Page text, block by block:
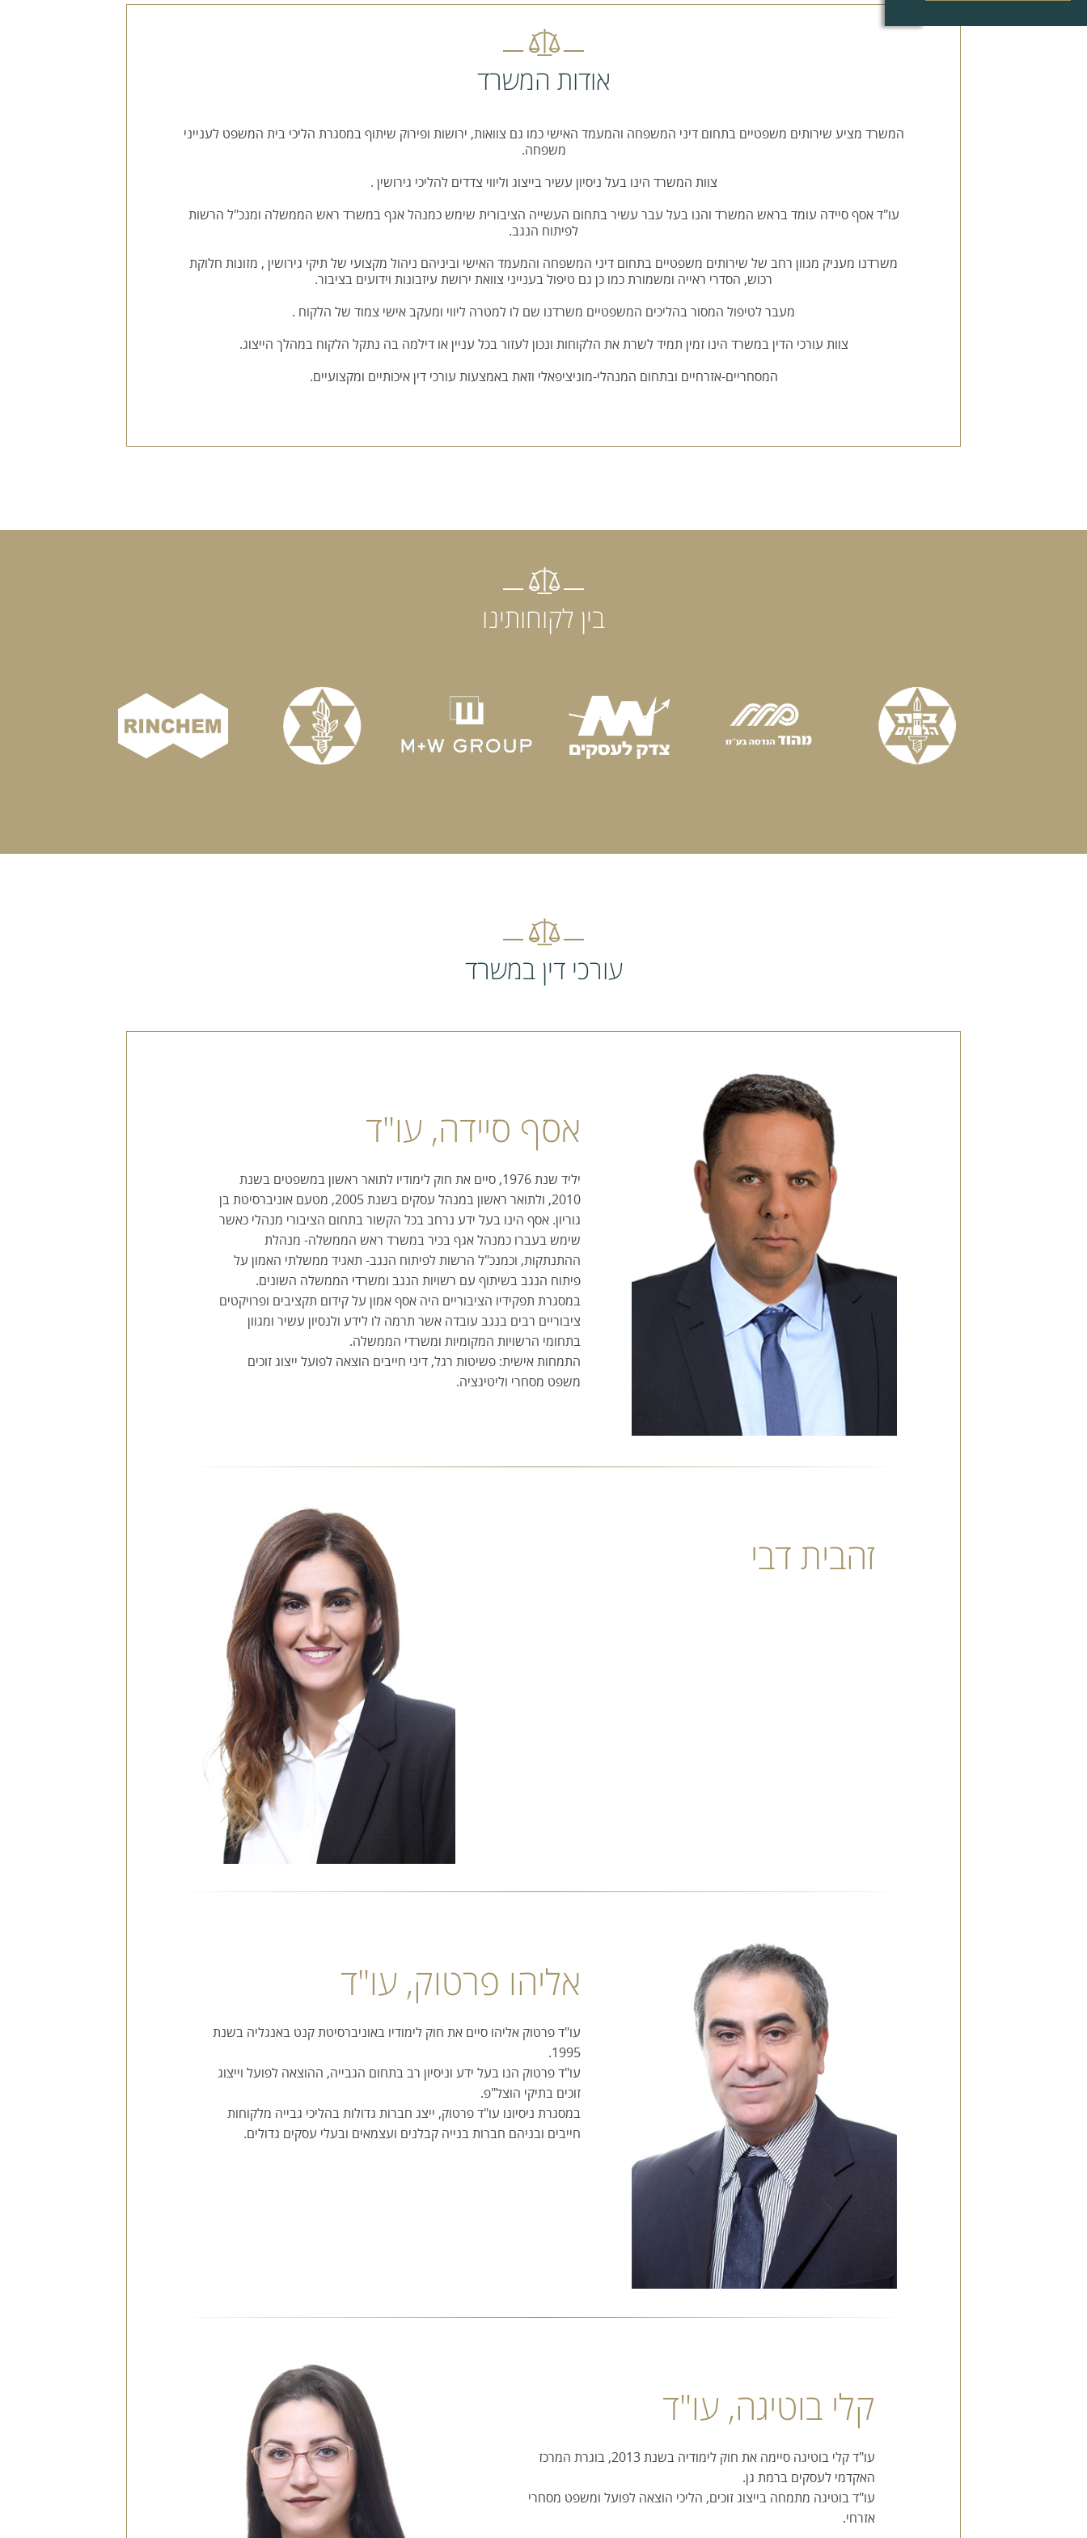
אודות המשרד
המשרד מציע שירותים משפטיים בתחום דיני המשפחה והמעמד האישי כמו גם צוואות, ירושות ופירוק שיתוף במסגרת הליכי בית המשפט לענייני
משפחה.
צוות המשרד הינו בעל ניסיון עשיר בייצוג וליווי צדדים להליכי גירושין .
עו"ד אסף סיידה עומד בראש המשרד והנו בעל עבר עשיר בתחום העשייה הציבורית שימש כמנהל אגף במשרד ראש הממשלה ומנכ"ל הרשות
לפיתוח הנגב.
משרדנו מעניק מגוון רחב של שירותים משפטיים בתחום דיני המשפחה והמעמד האישי וביניהם ניהול מקצועי של תיקי גירושין , מזונות חלוקת
רכוש, הסדרי ראייה ומשמורת כמו כן גם טיפול בענייני צוואת ירושת עיזבונות וידועים בציבור.
מעבר לטיפול המסור בהליכים המשפטיים משרדנו שם לו למטרה ליווי ומעקב אישי צמוד של הלקוח .
צוות עורכי הדין במשרד הינו זמין תמיד לשרת את הלקוחות ונכון לעזור בכל עניין או דילמה בה נתקל הלקוח במהלך הייצוג.
המסחריים-אזרחיים ובתחום המנהלי-מוניציפאלי וזאת באמצעות עורכי דין איכותיים ומקצועיים.
בין לקוחותינו
עורכי דין במשרד
אסף סיידה, עו"ד
יליד שנת 1976, סיים את חוק לימודיו לתואר ראשון במשפטים בשנת
2010, ולתואר ראשון במנהל עסקים בשנת 2005, מטעם אוניברסיטת בן
גוריון. אסף הינו בעל ידע נרחב בכל הקשור בתחום הציבורי מנהלי כאשר
שימש בעברו כמנהל אגף בכיר במשרד ראש הממשלה- מנהלת
ההתנתקות, וכמנכ"ל הרשות לפיתוח הנגב- תאגיד ממשלתי האמון על
פיתוח הנגב בשיתוף עם רשויות הנגב ומשרדי הממשלה השונים.
במסגרת תפקידיו הציבוריים היה אסף אמון על קידום תקציבים ופרויקטים
ציבוריים רבים בנגב עובדה אשר תרמה לו לידע ולנסיון עשיר ומגוון
בתחומי הרשויות המקומיות ומשרדי הממשלה.
התמחות אישית: פשיטות רגל, דיני חייבים הוצאה לפועל ייצוג זוכים
משפט מסחרי וליטיגציה.
זהבית דבי
אליהו פרטוק, עו"ד
עו"ד פרטוק אליהו סיים את חוק לימודיו באוניברסיטת קנט באנגליה בשנת
1995.
עו"ד פרטוק הנו בעל ידע וניסיון רב בתחום הגבייה, ההוצאה לפועל וייצוג
זוכים בתיקי הוצל"פ.
במסגרת ניסיונו עו"ד פרטוק, ייצג חברות גדולות בהליכי גבייה מלקוחות
חייבים ובניהם חברות בנייה קבלנים ועצמאים ובעלי עסקים גדולים.
קלי בוטיגה, עו"ד
עו"ד קלי בוטיגה סיימה את חוק לימודיה בשנת 2013, בוגרת המרכז
האקדמי לעסקים ברמת גן.
עו"ד בוטיגה מתמחה בייצוג זוכים, הליכי הוצאה לפועל ומשפט מסחרי
אזרחי.